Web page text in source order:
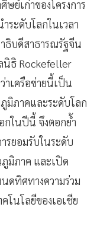
ย์เก่าของโครงการ
ะดับโลกในเวลา
ธิบดีสาธารณรัฐจีน
นิธิ Rockefeller
เครือข่ายนี้เป็น
ภาคและระดับโลก
กในปีนี้ จึงตอกย้ำ
รยอมรับในระดับ
มิภาค และเปิด
ดทิศทางความร่วม
โนโลยีของเอเชีย